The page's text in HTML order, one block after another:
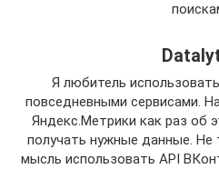
Я любитель
повседневными сервисами.
Яндекс.Метрики как раз об
получать нужные данные. Не
мысль использовать API